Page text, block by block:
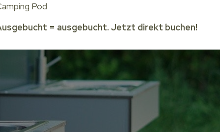
Pod
= ausgebucht. Jetzt direkt buchen!